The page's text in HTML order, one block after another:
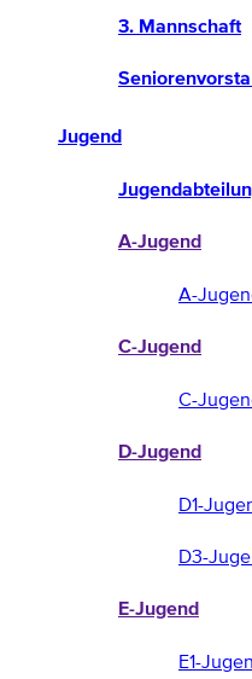
3. Mannschaft
Jugend
A-Jugend
A-
C-Jugend
C-
D-Jugend
D1-
D3-
E-Jugend
E1-